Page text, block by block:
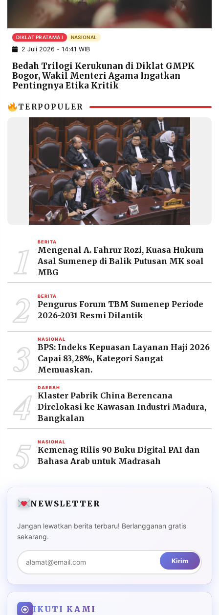
WARGA
INFORMASI
IKLAN
KIRIM
TULISAN
PENGADUAN TERM
SERVICE
IKUTI
RESOLUSI
MEDIA
©
Resolusi.co
-
PT.
RESOLUSI
MEDIA
DIKLAT PRATAMA I NASIONAL
2 Juli 2026 - 14:41 WIB
Bedah Trilogi Kerukunan di Diklat GMPK
Bogor, Wakil Menteri Agama Ingatkan
Pentingnya Etika Kritik
TERPOPULER
1 BERITA
Mengenal A. Fahrur Rozi, Kuasa Hukum
Asal Sumenep di Balik Putusan MK soal
MBG
2 BERITA
Pengurus Forum TBM Sumenep Periode
2026-2031 Resmi Dilantik
3 NASIONAL
BPS: Indeks Kepuasan Layanan Haji 2026
Capai 83,28%, Kategori Sangat
Memuaskan.
4 DAERAH
Klaster Pabrik China Berencana
Direlokasi ke Kawasan Industri Madura,
Bangkalan
5 NASIONAL
Kemenag Rilis 90 Buku Digital PAI dan
Bahasa Arab untuk Madrasah
NEWSLETTER
Jangan lewatkan berita terbaru! Berlangganan gratis
sekarang.
Kirim
IKUTI KAMI